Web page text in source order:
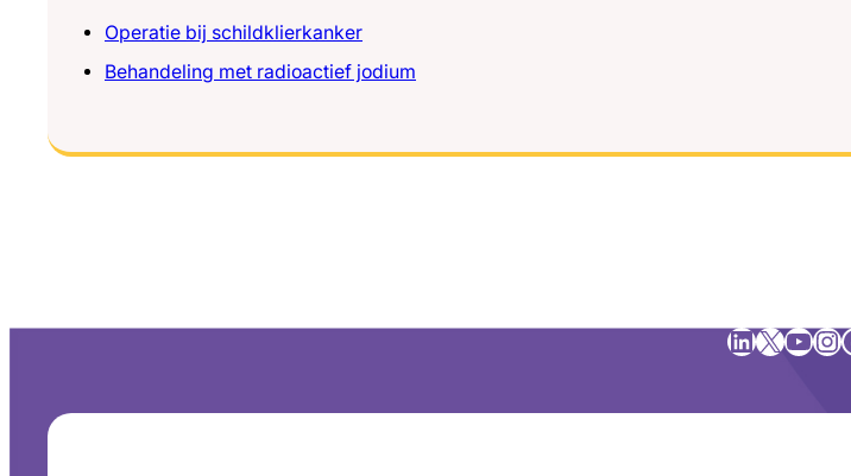
Operatie bij schildklierkanker
Behandeling met radioactief jodium
LinkedIn
X